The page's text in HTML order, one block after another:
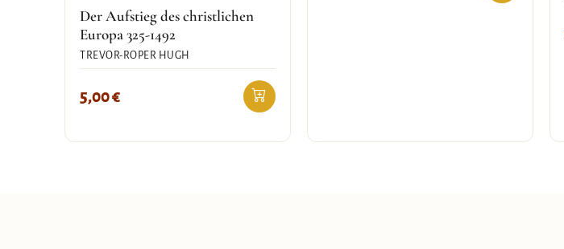
Der Aufstieg des christlichen
Europa 325-1492
TREVOR-ROPER HUGH
5,00€